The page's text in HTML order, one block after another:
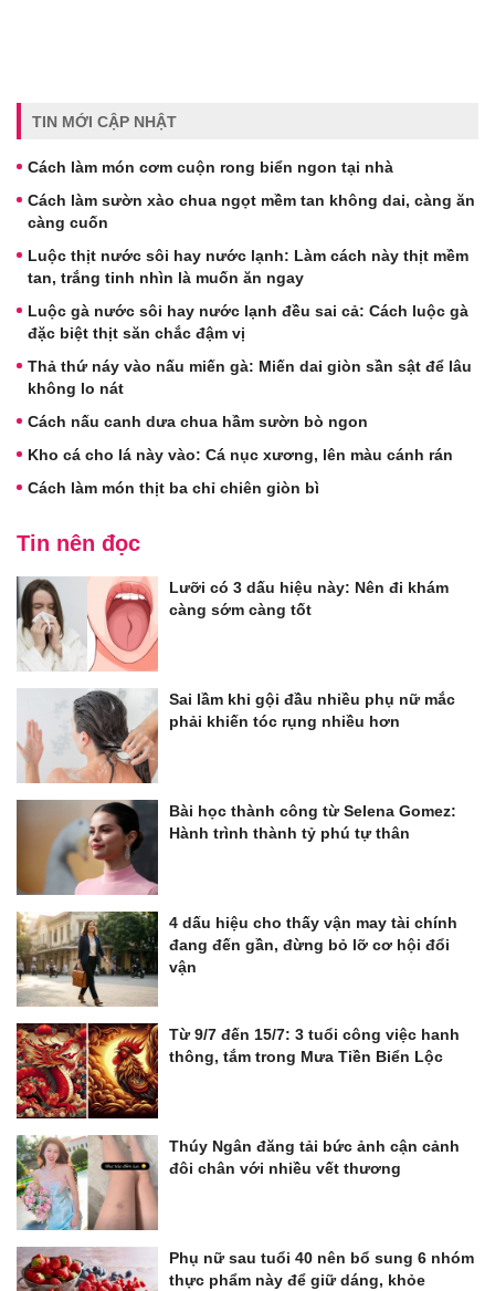
TIN MỚI CẬP NHẬT
Cách làm món cơm cuộn rong biển ngon tại nhà
Cách làm sườn xào chua ngọt mềm tan không dai, càng ăn
càng cuốn
Luộc thịt nước sôi hay nước lạnh: Làm cách này thịt mềm
tan, trắng tinh nhìn là muốn ăn ngay
Luộc gà nước sôi hay nước lạnh đều sai cả: Cách luộc gà
đặc biệt thịt săn chắc đậm vị
Thả thứ náy vào nấu miến gà: Miến dai giòn sần sật để lâu
không lo nát
Cách nấu canh dưa chua hầm sườn bò ngon
Kho cá cho lá này vào: Cá nục xương, lên màu cánh rán
Cách làm món thịt ba chỉ chiên giòn bì
Tin nên đọc
Lưỡi có 3 dấu hiệu này: Nên đi khám
càng sớm càng tốt
Sai lầm khi gội đầu nhiều phụ nữ mắc
phải khiến tóc rụng nhiều hơn
Bài học thành công từ Selena Gomez:
Hành trình thành tỷ phú tự thân
4 dấu hiệu cho thấy vận may tài chính
đang đến gần, đừng bỏ lỡ cơ hội đổi
vận
Từ 9/7 đến 15/7: 3 tuổi công việc hanh
thông, tắm trong Mưa Tiền Biển Lộc
Thúy Ngân đăng tải bức ảnh cận cảnh
đôi chân với nhiều vết thương
Phụ nữ sau tuổi 40 nên bổ sung 6 nhóm
thực phẩm này để giữ dáng, khỏe